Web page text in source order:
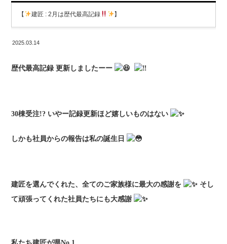
【 建匠 : 2月は歴代最高記録 】
2025.03.14
歴代最高記録 更新しましたーー
30棟受注!? いやー記録更新ほど嬉しいものはない
しかも社員からの報告は私の誕生日
建匠を選んでくれた、全てのご家族様に最大の感謝を
そし
て頑張ってくれた社員たちにも大感謝